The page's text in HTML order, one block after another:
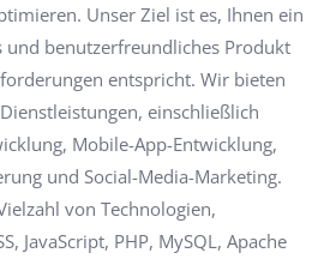
Unser Ziel ist es, Ihnen ein
benutzerfreundliches Produkt
entspricht. Wir bieten
einschließlich
Mobile-App-Entwicklung,
und Social-Media-Marketing.
von Technologien,
JavaScript, PHP, MySQL, Apache